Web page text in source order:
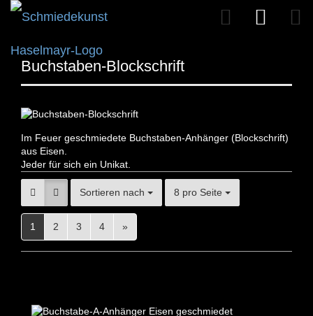
Buchstaben-Blockschrift
Im Feuer geschmiedete Buchstaben-Anhänger (Blockschrift)
aus Eisen.
Jeder für sich ein Unikat.
Sortieren nach 8 pro Seite
1 2 3 4 »